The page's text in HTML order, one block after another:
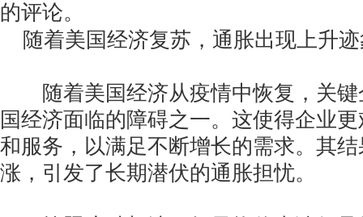
的评论。
随着美国经济复苏，通胀出现上升
随着美国经济从疫情中恢复，关键
国经济面临的障碍之一。这使得企业
和服务，以满足不断增长的需求。其
涨，引发了长期潜伏的通胀担忧。